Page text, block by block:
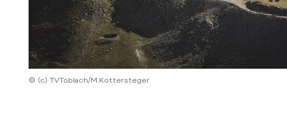
© (c) TVToblach/M.Kottersteger